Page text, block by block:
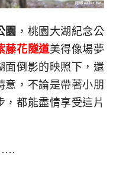
園 ，桃園大湖紀念公
藤花隧道美得像場夢
面倒影的映照下，還
意，不論是帶著小朋
，都能盡情享受這片